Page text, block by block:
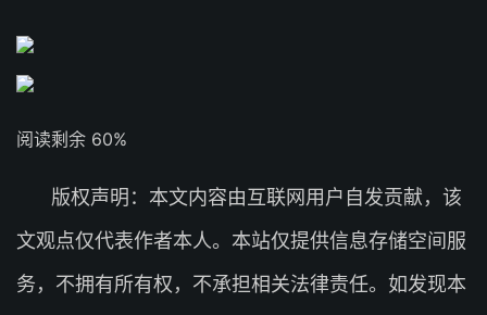
阅读剩余 60%
版权声明：本文内容由互联网用户自发贡献，该
文观点仅代表作者本人。本站仅提供信息存储空间服
务，不拥有所有权，不承担相关法律责任。如发现本